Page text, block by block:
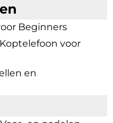
Beginners
voor
en